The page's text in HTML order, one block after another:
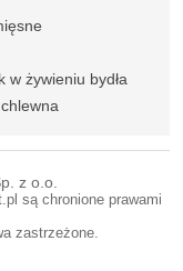
w żywieniu bydła
z o.o.
są chronione prawami
zastrzeżone.